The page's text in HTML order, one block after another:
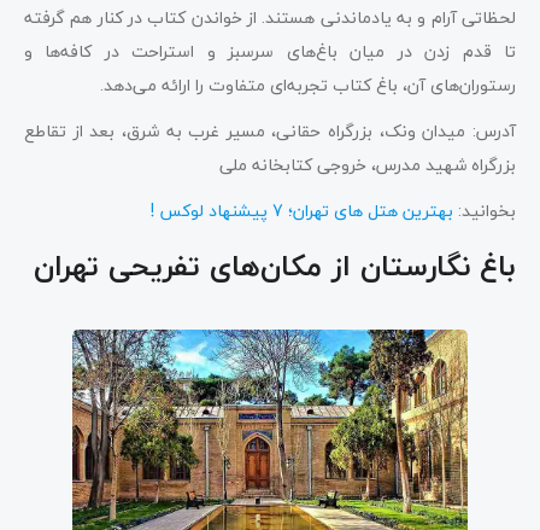
لحظاتی آرام و به یادماندنی هستند. از خواندن کتاب در کنار هم گرفته
تا قدم زدن در میان باغ‌های سرسبز و استراحت در کافه‌ها و
رستوران‌های آن، باغ کتاب تجربه‌ای متفاوت را ارائه می‌دهد.
آدرس: میدان ونک، بزرگراه حقانی، مسیر غرب به شرق، بعد از تقاطع
بزرگراه شهید مدرس، خروجی کتابخانه ملی
بخوانید: بهترین هتل های تهران؛ 7 پیشنهاد لوکس !
باغ نگارستان از مکان‌های تفریحی تهران